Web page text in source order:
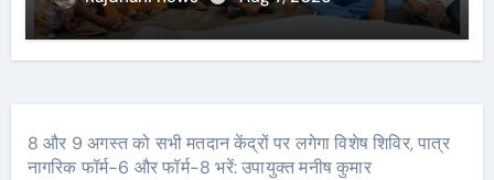
8 और 9 अगस्त को सभी मतदान केंद्रों पर लगेगा विशेष शिविर, पात्र
नागरिक फॉर्म-6 और फॉर्म-8 भरें: उपायुक्त मनीष कुमार